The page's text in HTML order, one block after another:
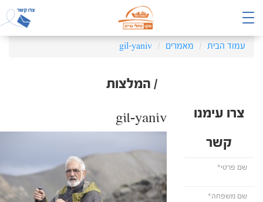
עמוד הבית מאמרים gil-yaniv
/ המלצות
צרו עימנו
קשר
gil-yaniv